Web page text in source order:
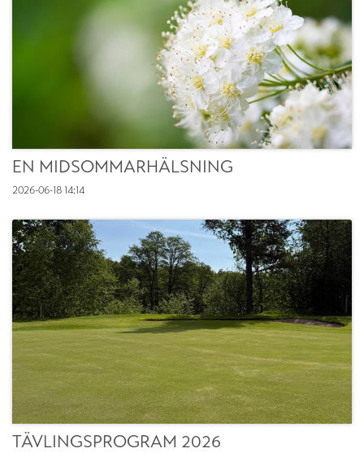
EN MIDSOMMARHÄLSNING
2026-06-18 14:14
TÄVLINGSPROGRAM 2026